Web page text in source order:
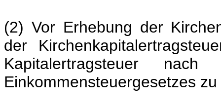
(2) Vor Erhebung der
der
Kapitalertragsteuer
Einkommensteuergesetzes